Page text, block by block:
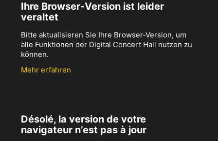
Ihre Browser-Version ist leider
veraltet
Bitte aktualisieren Sie Ihre Browser-Version, um
alle Funktionen der Digital Concert Hall nutzen zu
können.
Mehr erfahren
Désolé, la version de votre
navigateur n’est pas à jour